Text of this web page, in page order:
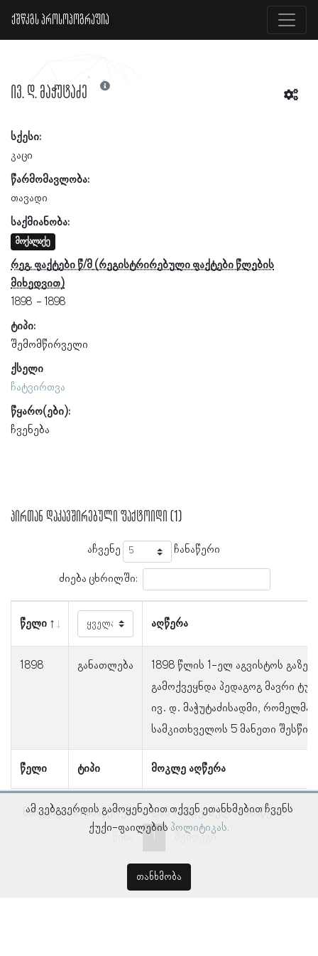
ქშწკგს პროსოპოგრაფია
ივ. დ. მაჭუტაძე
სქესი:
კაცი
წარმომავლობა:
თავადი
საქმიანობა:
მოქალაქე
რეგ. ფაქტები წ/მ
1898
1898
ტიპი:
შემომწირველი
ქსელი
ჩატვირთვა
წყარო(ები):
ჩვენება
პირთან დაკავშირებული ფაქტოიდი (1)
აჩვენე ჩანაწერი
ძიება ცხრილში:
წელი აღწერა
წელი ტიპი მოკლე აღწერა
1898 განათლება
1898 წლის 1-ელ აგვისტოს
გამოქვეყნდა პედაგოგ მავრი
ივ. დ. მაჭუტაძისადმი,
სამკითხველოს 5 მანეთი
ნაჩვენებია ჩანაწერები 1–დან 1–მდე, სულ 1 ჩანაწერი
წინა
შემდეგი
ამ ვებგვერდის გამოყენებით თქვენ ეთანხმებით ჩვენს
ქუქი-ფაილების პოლიტიკას.
თანხმობა